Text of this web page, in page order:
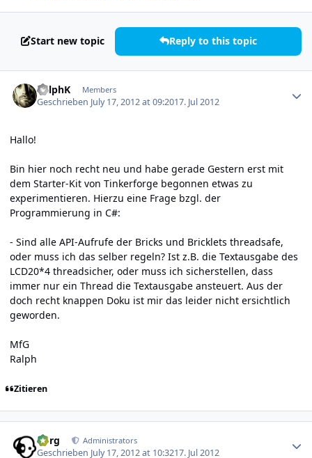
Start new topic Reply to this topic
RalphK Members
Geschrieben July 17, 2012 at 09:2017. Jul 2012
Hallo!
Bin hier noch recht neu und habe gerade Gestern erst mit
dem Starter-Kit von Tinkerforge begonnen etwas zu
experimentieren. Hierzu eine Frage bzgl. der
Programmierung in C#:
- Sind alle API-Aufrufe der Bricks und Bricklets threadsafe,
oder muss ich das selber regeln? Ist z.B. die Textausgabe des
LCD20*4 threadsicher, oder muss ich sicherstellen, dass
immer nur ein Thread die Textausgabe ansteuert. Aus der
doch recht knappen Doku ist mir das leider nicht ersichtlich
geworden.
MfG
Ralph
Zitieren
borg Administrators
Geschrieben July 17, 2012 at 10:3217. Jul 2012